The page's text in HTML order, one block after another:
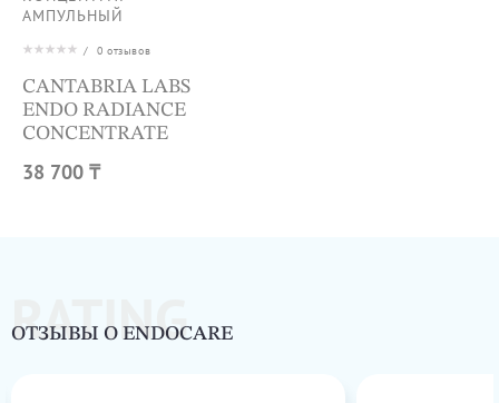
АМПУЛЬНЫЙ
/ 0 отзывов
CANTABRIA LABS
ENDO RADIANCE
CONCENTRATE
38 700 ₸
RATING
ОТЗЫВЫ О ENDOCARE